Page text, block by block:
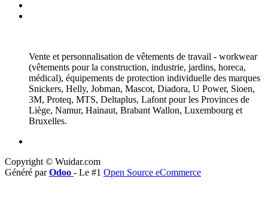
Vente et personnalisation de vêtements de travail - workwear
(vêtements pour la construction, industrie, jardins, horeca,
médical), équipements de protection individuelle des marques
Snickers, Helly, Jobman, Mascot, Diadora, U Power, Sioen,
3M, Proteq, MTS, Deltaplus, Lafont pour les Provinces de
Liège, Namur, Hainaut, Brabant Wallon, Luxembourg et
Bruxelles.
Copyright © Wuidar.com
Généré parOdoo - Le #1 Open Source eCommerce